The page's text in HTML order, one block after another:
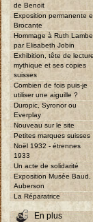
de Benoit
Exposition permanente
Brocante
Hommage à Ruth
par Elisabeth Jobin
Exhibition, tête de
mythique et ses copies
suisses
Combien de fois puis-je
utiliser une aiguille ?
Duropic, Syronor ou
Everplay
Nouveau sur le site
Petites marques suisses
Noël 1932 - étrennes
1933
Un acte de solidarité
Exposition Musée Baud,
Auberson
La Réparatrice
En plus